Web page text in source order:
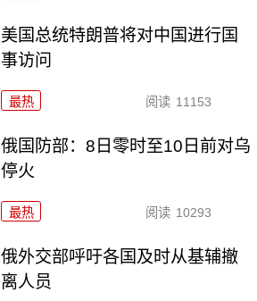
美国总统特朗普将对中国进行国
事访问
最热 阅读 11153
俄国防部：8日零时至10日前对乌
停火
最热 阅读 10293
俄外交部呼吁各国及时从基辅撤
离人员